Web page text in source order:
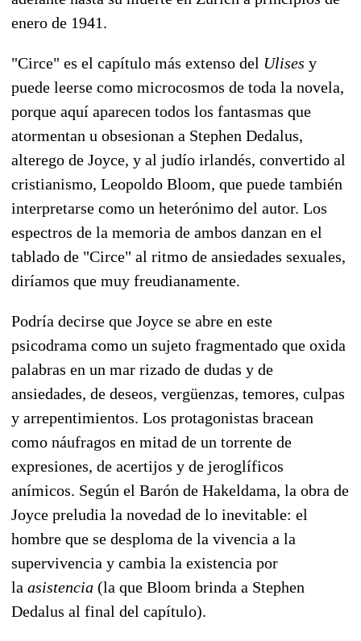
enero de 1941.
"Circe" es el capítulo más extenso del Ulises y
puede leerse como microcosmos de toda la novela,
porque aquí aparecen todos los fantasmas que
atormentan u obsesionan a Stephen Dedalus,
alterego de Joyce, y al judío irlandés, convertido al
cristianismo, Leopoldo Bloom, que puede también
interpretarse como un heterónimo del autor. Los
espectros de la memoria de ambos danzan en el
tablado de "Circe" al ritmo de ansiedades sexuales,
diríamos que muy freudianamente.
Podría decirse que Joyce se abre en este
psicodrama como un sujeto fragmentado que oxida
palabras en un mar rizado de dudas y de
ansiedades, de deseos, vergüenzas, temores, culpas
y arrepentimientos. Los protagonistas bracean
como náufragos en mitad de un torrente de
expresiones, de acertijos y de jeroglíficos
anímicos. Según el Barón de Hakeldama, la obra de
Joyce preludia la novedad de lo inevitable: el
hombre que se desploma de la vivencia a la
supervivencia y cambia la existencia por
la asistencia (la que Bloom brinda a Stephen
Dedalus al final del capítulo).